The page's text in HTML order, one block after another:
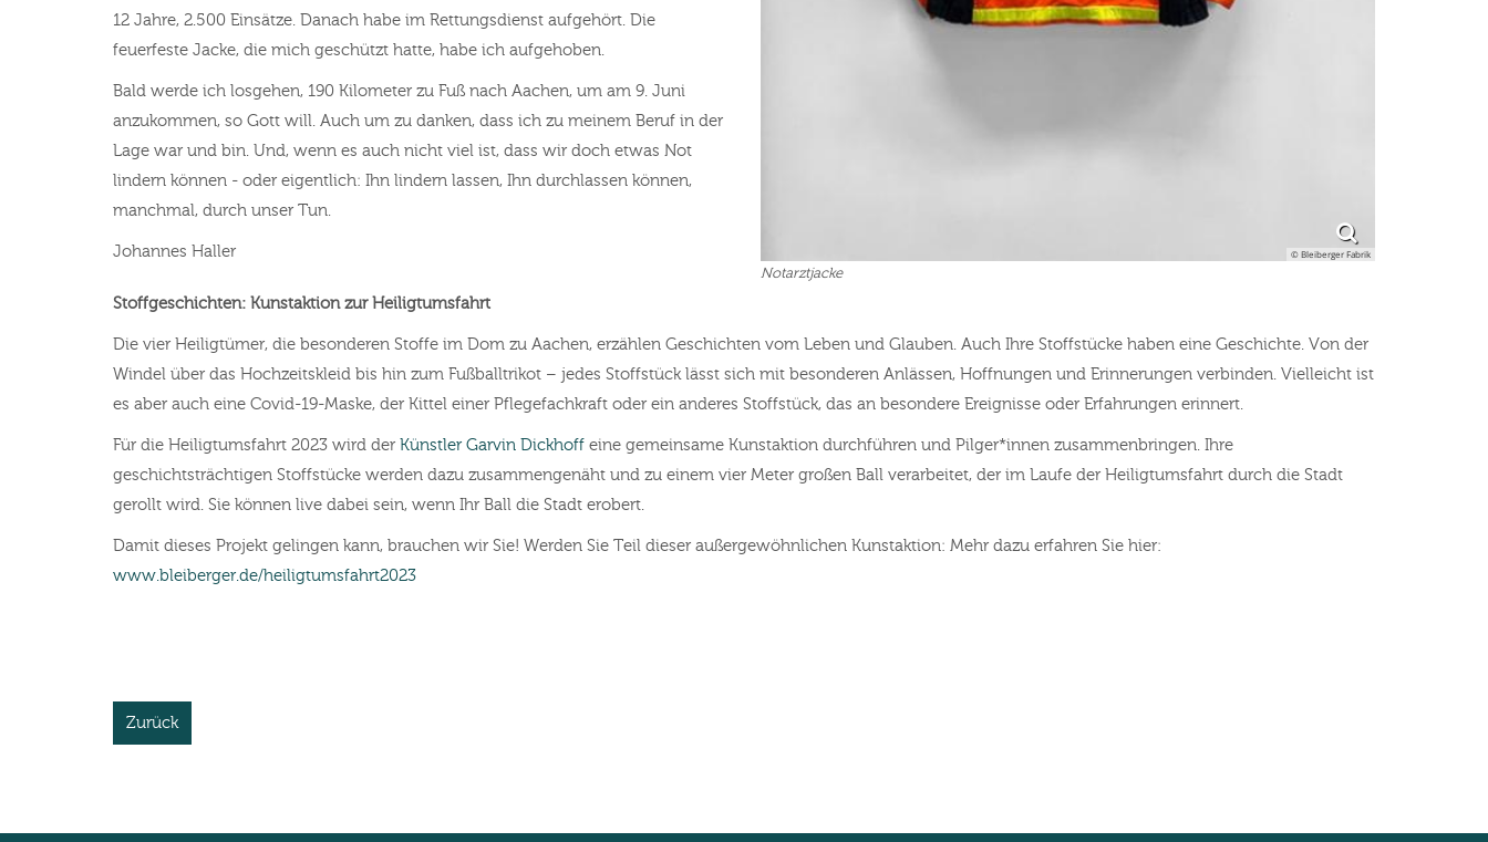
© Bleiberger Fabrik
Notarztjacke
12 Jahre, 2.500 Einsätze. Danach habe im Rettungsdienst aufgehört. Die
feuerfeste Jacke, die mich geschützt hatte, habe ich aufgehoben.
Bald werde ich losgehen, 190 Kilometer zu Fuß nach Aachen, um am 9. Juni
anzukommen, so Gott will. Auch um zu danken, dass ich zu meinem Beruf in der
Lage war und bin. Und, wenn es auch nicht viel ist, dass wir doch etwas Not
lindern können - oder eigentlich: Ihn lindern lassen, Ihn durchlassen können,
manchmal, durch unser Tun.
Johannes Haller
Stoffgeschichten: Kunstaktion zur Heiligtumsfahrt
Die vier Heiligtümer, die besonderen Stoffe im Dom zu Aachen, erzählen Geschichten vom Leben und Glauben. Auch Ihre Stoffstücke haben eine Geschichte. Von der
Windel über das Hochzeitskleid bis hin zum Fußballtrikot – jedes Stoffstück lässt sich mit besonderen Anlässen, Hoffnungen und Erinnerungen verbinden. Vielleicht ist
es aber auch eine Covid-19-Maske, der Kittel einer Pflegefachkraft oder ein anderes Stoffstück, das an besondere Ereignisse oder Erfahrungen erinnert.
Für die Heiligtumsfahrt 2023 wird der Künstler Garvin Dickhoff eine gemeinsame Kunstaktion durchführen und Pilger*innen zusammenbringen. Ihre
geschichtsträchtigen Stoffstücke werden dazu zusammengenäht und zu einem vier Meter großen Ball verarbeitet, der im Laufe der Heiligtumsfahrt durch die Stadt
gerollt wird. Sie können live dabei sein, wenn Ihr Ball die Stadt erobert.
Damit dieses Projekt gelingen kann, brauchen wir Sie! Werden Sie Teil dieser außergewöhnlichen Kunstaktion: Mehr dazu erfahren Sie hier:
www.bleiberger.de/heiligtumsfahrt2023
Zurück